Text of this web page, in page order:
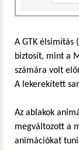
A GTK élsimítás
biztosít, mint a
számára volt
A lekerekített
Az ablakok
megváltozott a
animációkat